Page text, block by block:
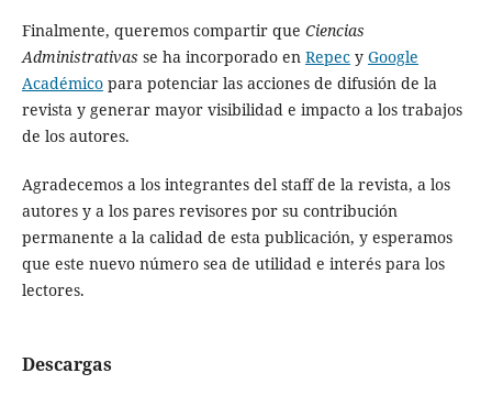
Finalmente, queremos compartir que Ciencias
Administrativas se ha incorporado en Repecy Google
Académicopara potenciar las acciones de difusión de la
revista y generar mayor visibilidad e impacto a los trabajos
de los autores.
Agradecemos a los integrantes del staff de la revista, a los
autores y a los pares revisores por su contribución
permanente a la calidad de esta publicación, y esperamos
que este nuevo número sea de utilidad e interés para los
lectores.
Descargas